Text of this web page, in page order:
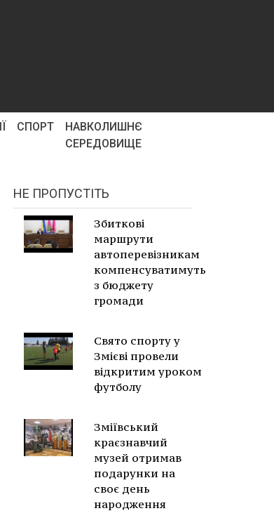
СПОРТ
НАВКОЛИШНЄ
СЕРЕДОВИЩЕ
НЕ ПРОПУСТІТЬ
Збиткові
маршрути
автоперевізникам
компенсуватимуть
з бюджету
громади
Свято спорту у
Змієві провели
відкритим уроком
футболу
Зміївський
краєзнавчий
музей отримав
подарунки на
своє день
народження